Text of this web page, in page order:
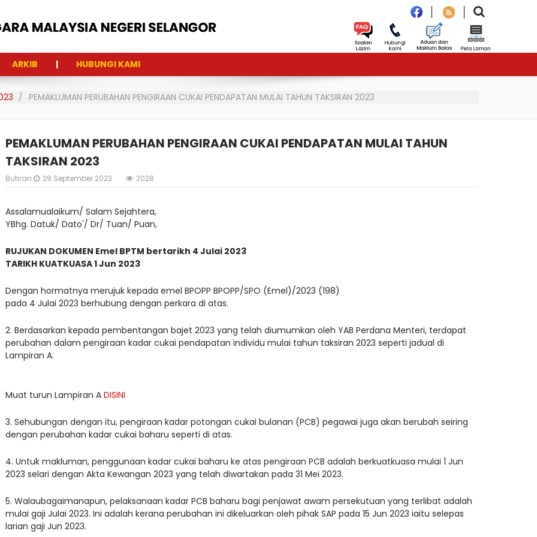
ARKIB HUBUNGI KAMI
PEMAKLUMAN PERUBAHAN PENGIRAAN CUKAI PENDAPATAN MULAI TAHUN TAKSIRAN 2023
PEMAKLUMAN PERUBAHAN PENGIRAAN CUKAI PENDAPATAN MULAI TAHUN
TAKSIRAN 2023
Butiran 29 September 2023 2028
Assalamualaikum/ Salam Sejahtera,
YBhg. Datuk/ Dato'/ Dr/ Tuan/ Puan,
RUJUKAN DOKUMEN Emel BPTM bertarikh 4 Julai 2023
TARIKH KUATKUASA 1 Jun 2023
Dengan hormatnya merujuk kepada emel BPOPP BPOPP/SPO (Emel)/2023 (198)
pada 4 Julai 2023 berhubung dengan perkara di atas.
2. Berdasarkan kepada pembentangan bajet 2023 yang telah diumumkan oleh YAB Perdana Menteri, terdapat
perubahan dalam pengiraan kadar cukai pendapatan individu mulai tahun taksiran 2023 seperti jadual di
Lampiran A.
Muat turun Lampiran A DISINI
3. Sehubungan dengan itu, pengiraan kadar potongan cukai bulanan (PCB) pegawai juga akan berubah seiring
dengan perubahan kadar cukai baharu seperti di atas.
4. Untuk makluman, penggunaan kadar cukai baharu ke atas pengiraan PCB adalah berkuatkuasa mulai 1 Jun
2023 selari dengan Akta Kewangan 2023 yang telah diwartakan pada 31 Mei 2023.
5. Walaubagaimanapun, pelaksanaan kadar PCB baharu bagi penjawat awam persekutuan yang terlibat adalah
mulai gaji Julai 2023. Ini adalah kerana perubahan ini dikeluarkan oleh pihak SAP pada 15 Jun 2023 iaitu selepas
larian gaji Jun 2023.